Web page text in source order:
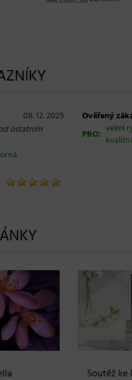
08. 12. 2025
ostatním
Ověřený
PRO: velmi
Soutěž